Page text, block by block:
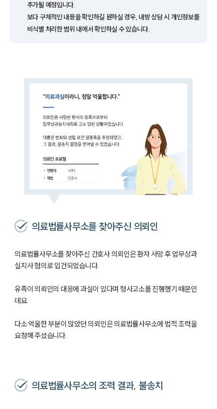
추가될 예정입니다.
보다 구체적인 내용을 확인하길 원하실 경우, 내방 상담 시 개인정보를
비식별 처리한 범위 내에서 확인하실 수 있습니다.
의료법률사무소를 찾아주신 의뢰인
의료법률사무소를 찾아주신 간호사 의뢰인은 환자 사망 후 업무상과
실치사 혐의로 입건되었습니다.
유족이 의뢰인의 대응에 과실이 있다며 형사고소를 진행했기 때문인
데요.
다소 억울한 부분이 많았던 의뢰인은 의료법률사무소에 법적 조력을
요청해 주셨습니다.
의료법률사무소의 조력 결과, 불송치